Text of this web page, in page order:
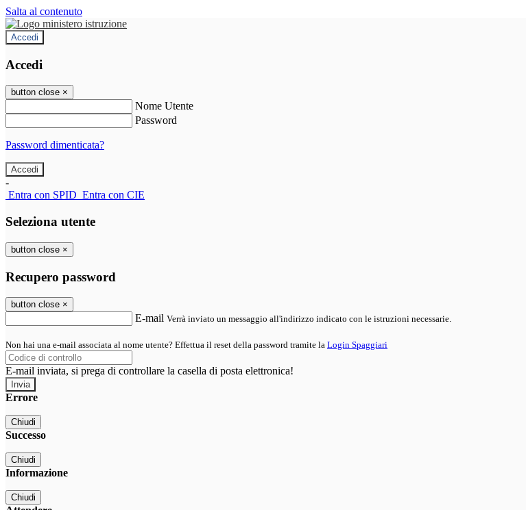
Salta al contenuto
Accedi
Accedi
button close ×
Nome Utente
Password
Password dimenticata?
-
Entra con SPID Entra con CIE
Seleziona utente
button close ×
Recupero password
button close ×
E-mail Verrà inviato un messaggio all'indirizzo indicato con le istruzioni necessarie.
Non hai una e-mail associata al nome utente? Effettua il reset della password tramite la Login Spaggiari
E-mail inviata, si prega di controllare la casella di posta elettronica!
Errore
Chiudi
Successo
Chiudi
Informazione
Chiudi